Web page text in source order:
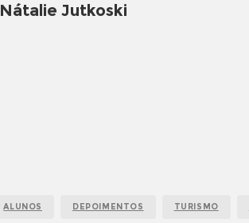
Nátalie Jutkoski
ALUNOS DEPOIMENTOS TURISMO